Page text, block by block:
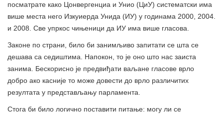
посматрате како Цонвергенциа и Унио (ЦиУ) систематски има
више места него Изкуиерда Унида (ИУ) у годинама 2000, 2004.
и 2008. Све упркос чињеници да ИУ има више гласова.
Законе по страни, било би занимљиво запитати се шта се
дешава са седиштима. Напокон, то је оно што нас заиста
занима. Бескорисно је предвиђати ваљане гласове врло
добро ако касније то може довести до врло различитих
резултата у представљању парламента.
Стога би било логично поставити питање: могу ли се